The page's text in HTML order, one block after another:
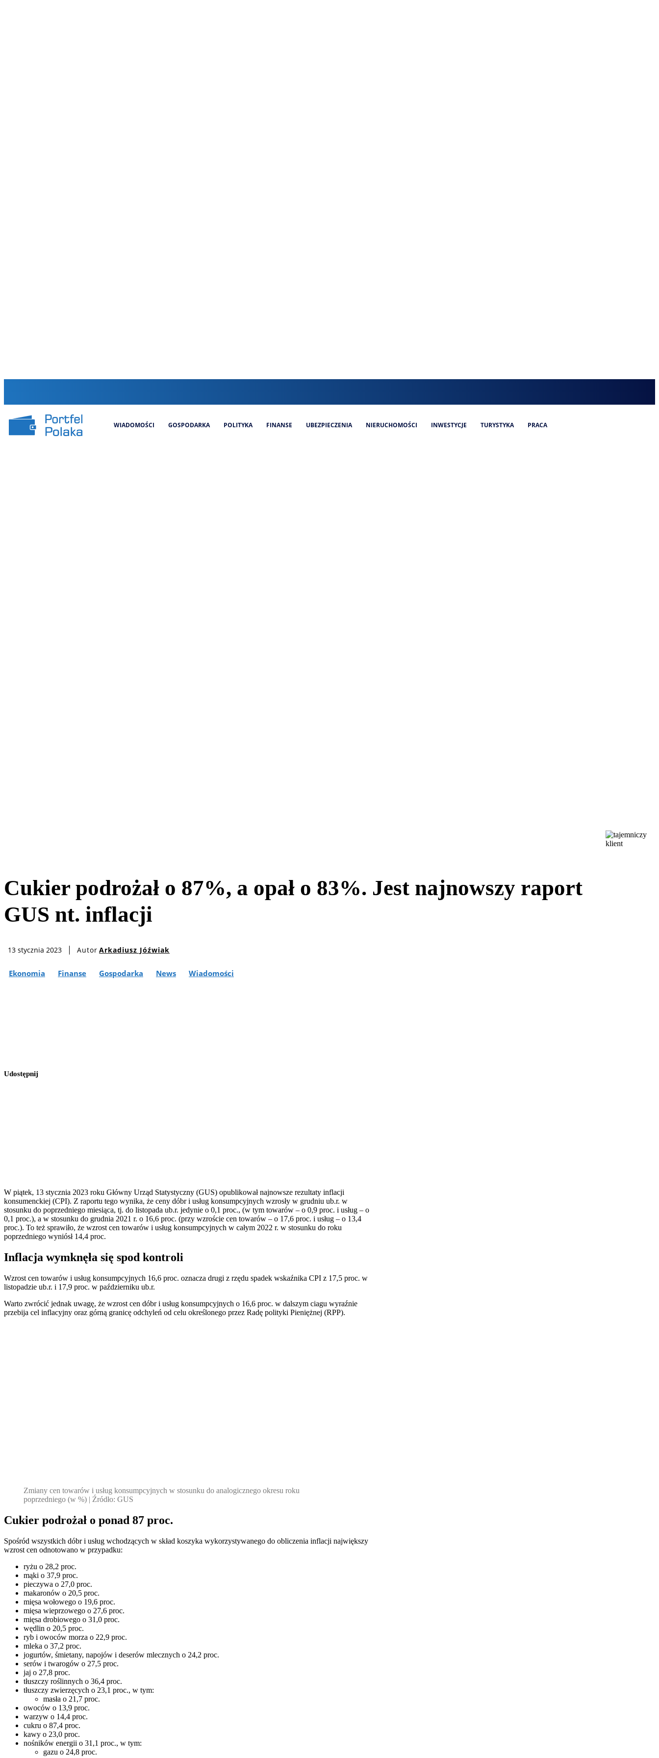
WIADOMOŚCI GOSPODARKA POLITYKA FINANSE UBEZPIECZENIA NIERUCHOMOŚCI INWESTYCJE TURYSTYKA PRACA
Cukier podrożał o 87%, a opał o 83%. Jest najnowszy raport
GUS nt. inflacji
13 stycznia 2023 Autor Arkadiusz Jóźwiak
Ekonomia Finanse Gospodarka News Wiadomości
Udostępnij
W piątek, 13 stycznia 2023 roku Główny Urząd Statystyczny (GUS) opublikował najnowsze rezultaty inflacji
konsumenckiej (CPI). Z raportu tego wynika, że ceny dóbr i usług konsumpcyjnych wzrosły w grudniu ub.r. w
stosunku do poprzedniego miesiąca, tj. do listopada ub.r. jedynie o 0,1 proc., (w tym towarów – o 0,9 proc. i usług – o
0,1 proc.), a w stosunku do grudnia 2021 r. o 16,6 proc. (przy wzroście cen towarów – o 17,6 proc. i usług – o 13,4
proc.). To też sprawiło, że wzrost cen towarów i usług konsumpcyjnych w całym 2022 r. w stosunku do roku
poprzedniego wyniósł 14,4 proc.
Inflacja wymknęła się spod kontroli
Wzrost cen towarów i usług konsumpcyjnych 16,6 proc. oznacza drugi z rzędu spadek wskaźnika CPI z 17,5 proc. w
listopadzie ub.r. i 17,9 proc. w październiku ub.r.
Warto zwrócić jednak uwagę, że wzrost cen dóbr i usług konsumpcyjnych o 16,6 proc. w dalszym ciagu wyraźnie
przebija cel inflacyjny oraz górną granicę odchyleń od celu określonego przez Radę polityki Pieniężnej (RPP).
Zmiany cen towarów i usług konsumpcyjnych w stosunku do analogicznego okresu roku
poprzedniego (w %) | Źródło: GUS
Cukier podrożał o ponad 87 proc.
Spośród wszystkich dóbr i usług wchodzących w skład koszyka wykorzystywanego do obliczenia inflacji największy
wzrost cen odnotowano w przypadku:
ryżu o 28,2 proc.
mąki o 37,9 proc.
pieczywa o 27,0 proc.
makaronów o 20,5 proc.
mięsa wołowego o 19,6 proc.
mięsa wieprzowego o 27,6 proc.
mięsa drobiowego o 31,0 proc.
wędlin o 20,5 proc.
ryb i owoców morza o 22,9 proc.
mleka o 37,2 proc.
jogurtów, śmietany, napojów i deserów mlecznych o 24,2 proc.
serów i twarogów o 27,5 proc.
jaj o 27,8 proc.
tłuszczy roślinnych o 36,4 proc.
tłuszczy zwierzęcych o 23,1 proc., w tym:
masła o 21,7 proc.
owoców o 13,9 proc.
warzyw o 14,4 proc.
cukru o 87,4 proc.
kawy o 23,0 proc.
nośników energii o 31,1 proc., w tym:
gazu o 24,8 proc.